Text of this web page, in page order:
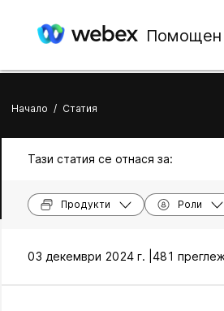
Помощен
Начало / Статия
Тази статия се отнася за:
Продукти Роли
03 декември 2024 г. | 481